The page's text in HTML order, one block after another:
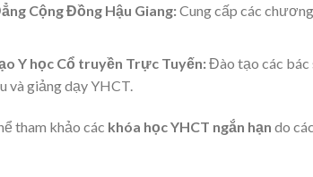
Cộng Đồng Hậu Giang:Cung cấp các
Y học Cổ truyền Trực Tuyến:Đào tạo các bác
và giảng dạy YHCT.
tham khảo các khóa học YHCT ngắn hạn do